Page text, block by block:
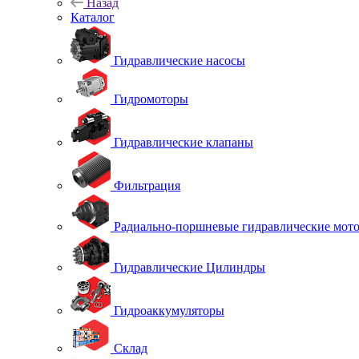
Назад
Каталог
Гидравлические насосы
Гидромоторы
Гидравлические клапаны
Фильтрация
Радиально-поршневые гидравлические
Гидравлические Цилиндры
Гидроаккумуляторы
Склад